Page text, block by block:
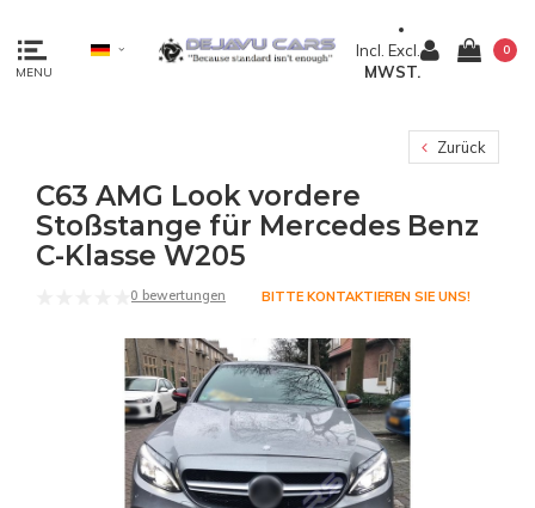
MENU
Incl. Excl.
MWST.
0
Zurück
C63 AMG Look vordere
Stoßstange für Mercedes Benz
C-Klasse W205
0 bewertungen BITTE KONTAKTIEREN SIE UNS!